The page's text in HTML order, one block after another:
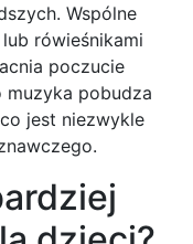
Wspólne
rówieśnikami
poczucie
muzyka pobudza
jest niezwykle